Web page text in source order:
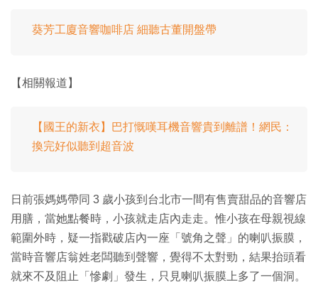
葵芳工廈音響咖啡店 細聽古董開盤帶
【相關報道】
【國王的新衣】巴打慨嘆耳機音響貴到離譜！網民：
換完好似聽到超音波
日前張媽媽帶同 3 歲小孩到台北市一間有售賣甜品的音響店
用膳，當她點餐時，小孩就走店內走走。惟小孩在母親視線
範圍外時，疑一指戳破店內一座「號角之聲」的喇叭振膜，
當時音響店翁姓老闆聽到聲響，覺得不太對勁，結果抬頭看
就來不及阻止「慘劇」發生，只見喇叭振膜上多了一個洞。